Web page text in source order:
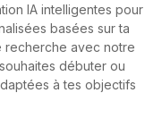
IA intelligentes pour
basées sur ta
recherche avec notre
débuter ou
à tes objectifs